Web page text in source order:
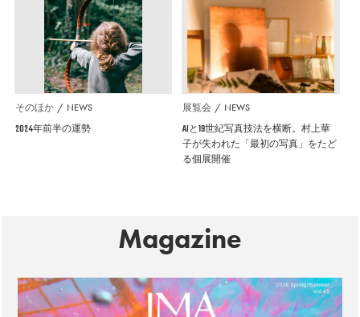
そのほか NEWS
2024年前半の運勢
展覧会 NEWS
AIと19世紀写真技法を横断。村上華
子が失われた「最初の写真」をたど
る個展開催
Magazine